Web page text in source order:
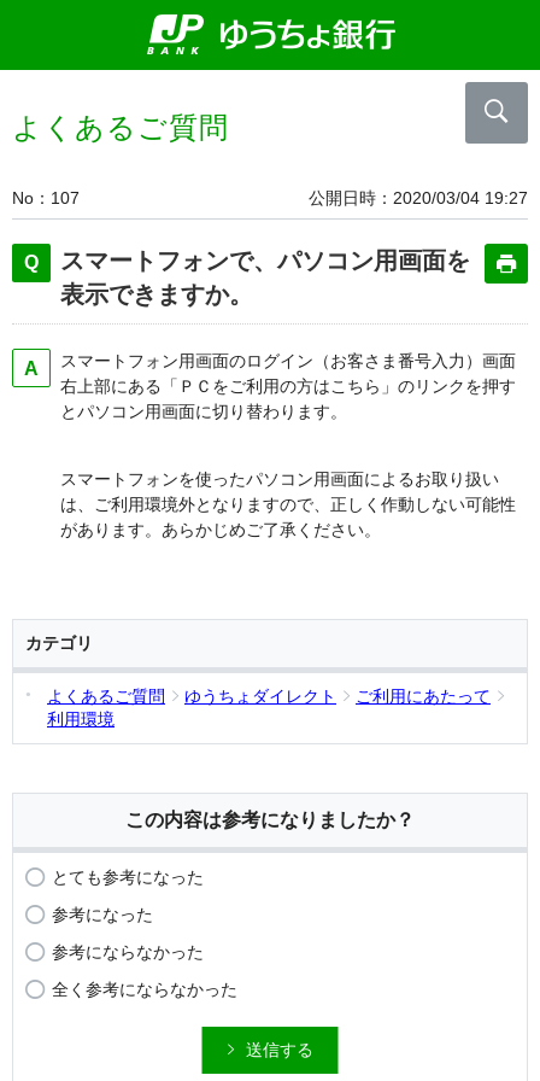
よくあるご質問
No 107 公開日時 2020/03/04 19:27
スマートフォンで、パソコン用画面を
表示できますか。
スマートフォン用画面のログイン（お客さま番号入力）画面
右上部にある「ＰＣをご利用の方はこちら」のリンクを押す
とパソコン用画面に切り替わります。
スマートフォンを使ったパソコン用画面によるお取り扱い
は、ご利用環境外となりますので、正しく作動しない可能性
があります。あらかじめご了承ください。
カテゴリ
よくあるご質問 ゆうちょダイレクト
ご利用にあたって
利用環境
この内容は参考になりましたか？
とても参考になった
参考になった
参考にならなかった
全く参考にならなかった
送信する